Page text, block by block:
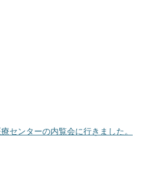
センターの内覧会に行きました。